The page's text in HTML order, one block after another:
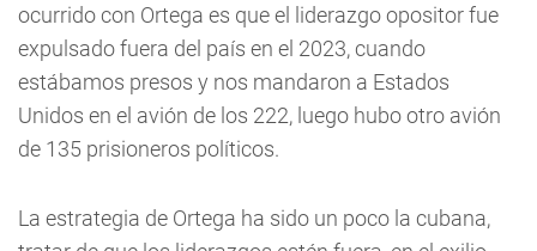
ocurrido con Ortega es que el liderazgo opositor fue
expulsado fuera del país en el 2023, cuando
estábamos presos y nos mandaron a Estados
Unidos en el avión de los 222, luego hubo otro avión
de 135 prisioneros políticos.
La estrategia de Ortega ha sido un poco la cubana,